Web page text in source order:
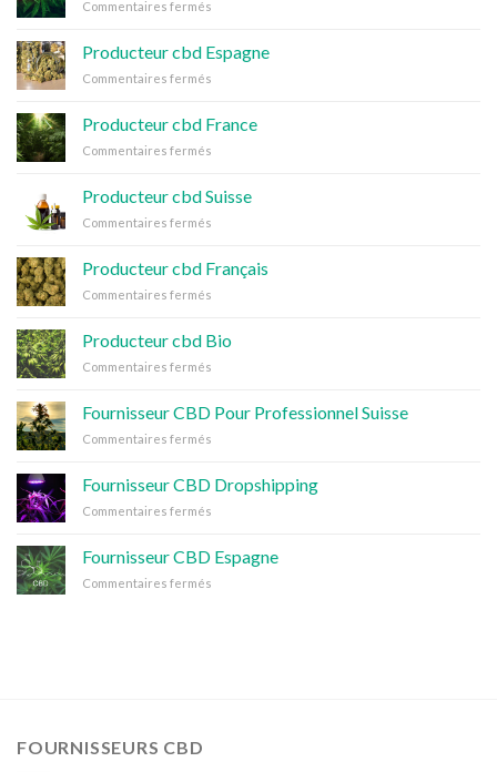
Commentaires fermés
Italie
Producteur cbd Espagne
Commentaires fermés
Espagne
Producteur cbd France
Commentaires fermés
France
Producteur cbd Suisse
Commentaires fermés
Suisse
Producteur cbd Français
Commentaires fermés
Français
Producteur cbd Bio
Commentaires fermés
Bio
Fournisseur CBD Pour Professionnel Suisse
Commentaires fermés
Pour
Fournisseur CBD Dropshipping
Commentaires fermés
Dropshipping
Fournisseur CBD Espagne
Commentaires fermés
FOURNISSEURS CBD